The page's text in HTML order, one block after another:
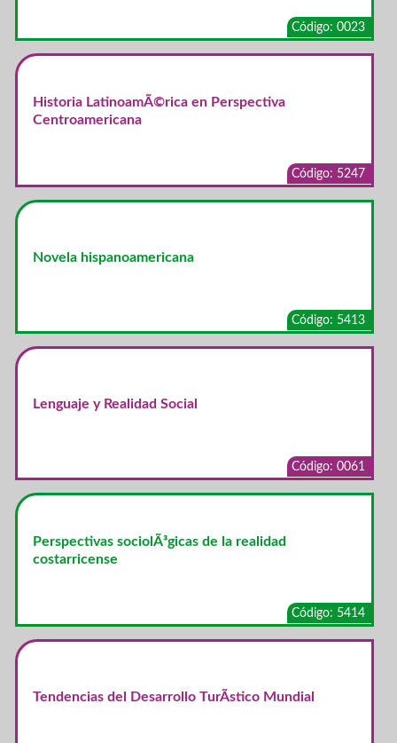
Código: 0023
Historia LatinoamÃ©rica en Perspectiva
Centroamericana
Código: 5247
Novela hispanoamericana
Código: 5413
Lenguaje y Realidad Social
Código: 0061
Perspectivas sociolÃ³gicas de la realidad
costarricense
Código: 5414
Tendencias del Desarrollo TurÃ­stico Mundial